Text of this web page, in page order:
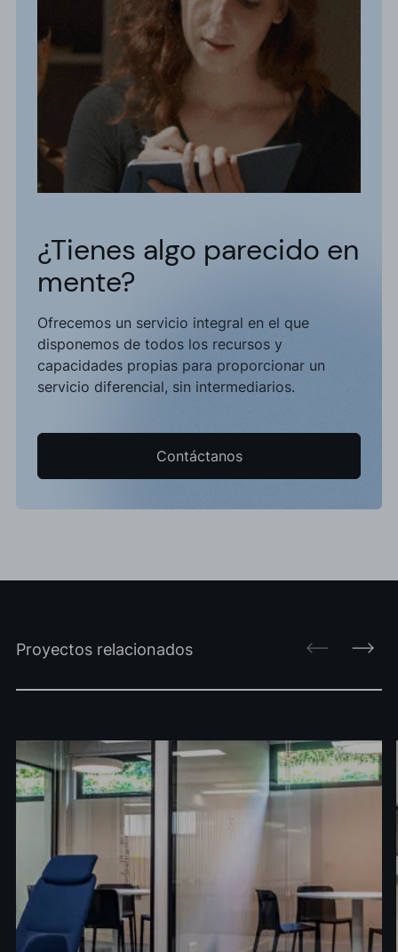
¿Tienes algo parecido en
mente?
Ofrecemos un servicio integral en el que
disponemos de todos los recursos y
capacidades propias para proporcionar un
servicio diferencial, sin intermediarios.
Contáctanos
Proyectos relacionados